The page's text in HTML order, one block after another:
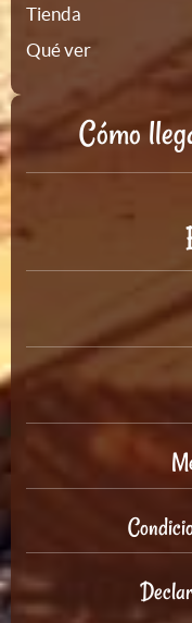
Tienda
Qué ver
Cómo